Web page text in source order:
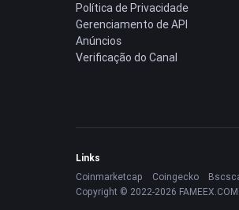
Política de Privacidade
Gerenciamento de API
Anúncios
Verificação do Canal
Links
Coinmarketcap
Coingecko
Copyright © 2022-2026